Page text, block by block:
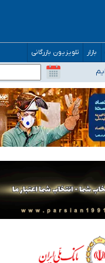
بازار تلویزیون بازرگانی